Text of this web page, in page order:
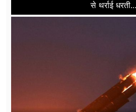
से थर्राई धरती...